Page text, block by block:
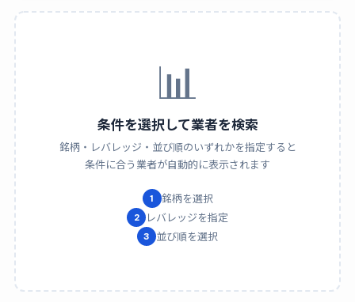
📊
条件を選択して業者を検索
銘柄・レバレッジ・並び順のいずれかを指定すると
条件に合う業者が自動的に表示されます
1 銘柄を選択
2 レバレッジを指定
3 並び順を選択